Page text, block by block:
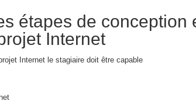
étapes de conception
Internet
Internet le stagiaire doit être capable